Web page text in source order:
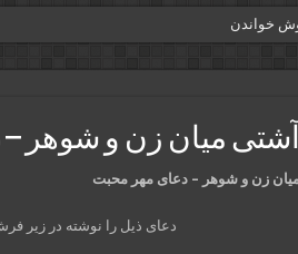
خواندن
برآورده شدن حاجتمیان زن و شوهر
زن و شوهر – دعای مهر محبت
دعای ذیل را نوشته در زیر فرش